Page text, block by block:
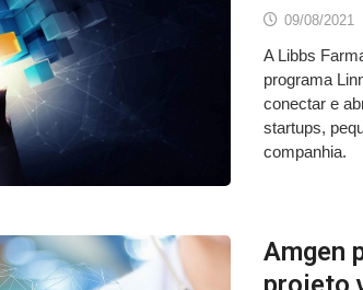
09/08/2021
A Libbs
programa
conectar e
startups,
companhia.
Amgen